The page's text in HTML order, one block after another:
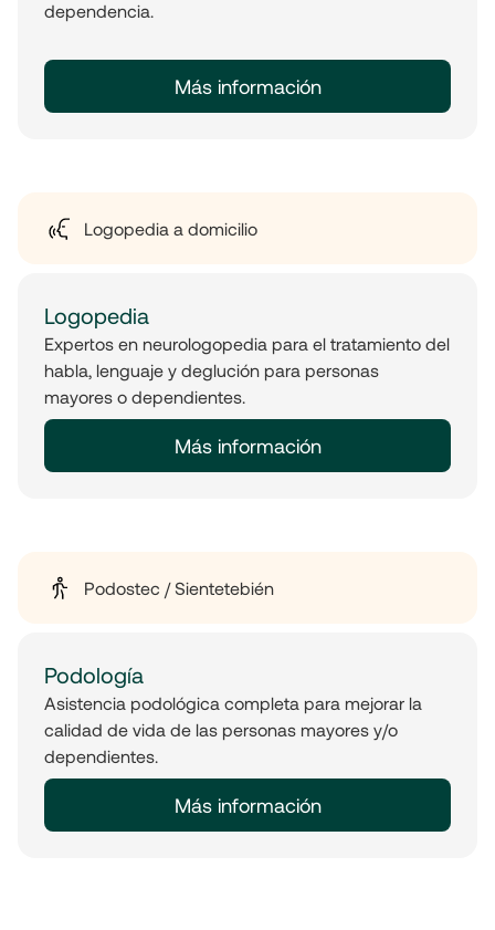
dependencia.
Más información
Logopedia a domicilio
Logopedia
Expertos en neurologopedia para el tratamiento del
habla, lenguaje y deglución para personas
mayores o dependientes.
Más información
Podostec / Sientetebién
Podología
Asistencia podológica completa para mejorar la
calidad de vida de las personas mayores y/o
dependientes.
Más información